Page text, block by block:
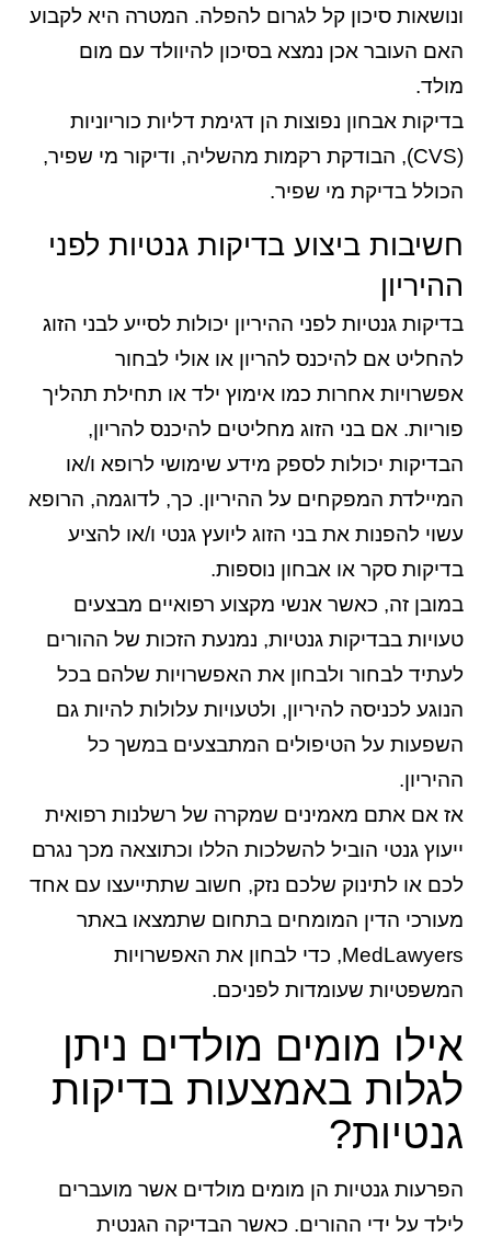
ונושאות סיכון קל לגרום להפלה. המטרה היא לקבוע
האם העובר אכן נמצא בסיכון להיוולד עם מום
מולד.
בדיקות אבחון נפוצות הן דגימת דליות כוריוניות
(CVS), הבודקת רקמות מהשליה, ודיקור מי שפיר,
הכולל בדיקת מי שפיר.
חשיבות ביצוע בדיקות גנטיות לפני
ההיריון
בדיקות גנטיות לפני ההיריון יכולות לסייע לבני הזוג
להחליט אם להיכנס להריון או אולי לבחור
אפשרויות אחרות כמו אימוץ ילד או תחילת תהליך
פוריות. אם בני הזוג מחליטים להיכנס להריון,
הבדיקות יכולות לספק מידע שימושי לרופא ו/או
המיילדת המפקחים על ההיריון. כך, לדוגמה, הרופא
עשוי להפנות את בני הזוג ליועץ גנטי ו/או להציע
בדיקות סקר או אבחון נוספות.
במובן זה, כאשר אנשי מקצוע רפואיים מבצעים
טעויות בבדיקות גנטיות, נמנעת הזכות של ההורים
לעתיד לבחור ולבחון את האפשרויות שלהם בכל
הנוגע לכניסה להיריון, ולטעויות עלולות להיות גם
השפעות על הטיפולים המתבצעים במשך כל
ההיריון.
אז אם אתם מאמינים שמקרה של רשלנות רפואית
ייעוץ גנטי הוביל להשלכות הללו וכתוצאה מכך נגרם
לכם או לתינוק שלכם נזק, חשוב שתתייעצו עם אחד
מעורכי הדין המומחים בתחום שתמצאו באתר
MedLawyers, כדי לבחון את האפשרויות
המשפטיות שעומדות לפניכם.
אילו מומים מולדים ניתן
לגלות באמצעות בדיקות
גנטיות?
הפרעות גנטיות הן מומים מולדים אשר מועברים
לילד על ידי ההורים. כאשר הבדיקה הגנטית